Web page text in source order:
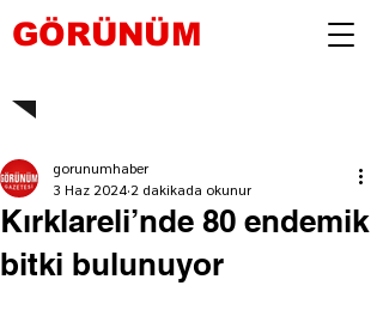
GÖRÜNÜM
Kırklareli’nde 80 endemik
bitki bulunuyor
gorunumhaber
3 Haz 2024 2 dakikada okunur